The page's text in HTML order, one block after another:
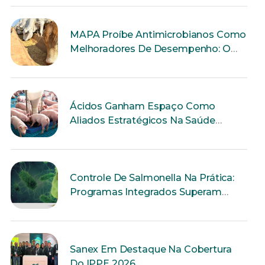
MAPA Proíbe Antimicrobianos Como
Melhoradores De Desempenho: O
Ácidos Ganham Espaço Como
Aliados Estratégicos Na Saúde
Controle De Salmonella Na Prática:
Programas Integrados Superam
Sanex Em Destaque Na Cobertura